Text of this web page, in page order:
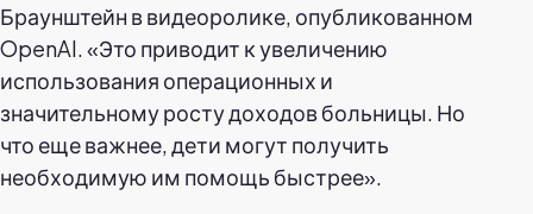
Браунштейн в видеоролике, опубликованном
OpenAI. «Это приводит к увеличению
использования операционных и
значительному росту доходов больницы. Но
что еще важнее, дети могут получить
необходимую им помощь быстрее».